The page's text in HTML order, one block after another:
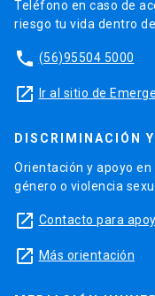
Teléfono en caso de
riesgo tu vida dentro
phone (56)95504 5000
launch Ir al sitio de
DISCRIMINACIÓN
Orientación y apoyo
género o violencia
launch Contacto para
launch Más orientación